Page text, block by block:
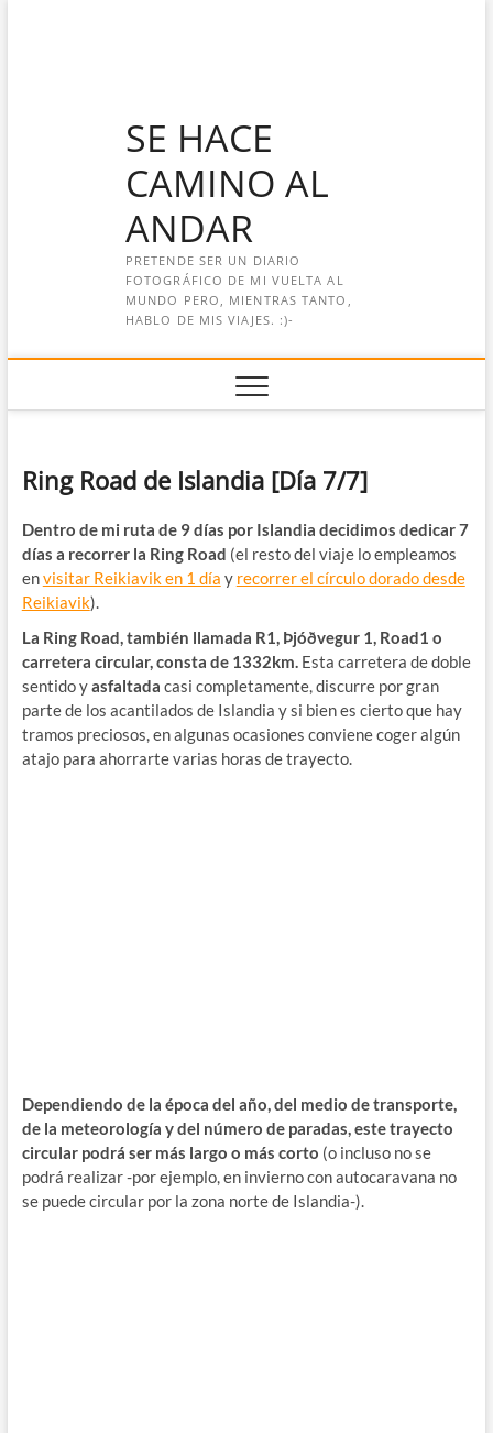
SE HACE
CAMINO AL
ANDAR
PRETENDE SER UN DIARIO
FOTOGRÁFICO DE MI VUELTA AL
MUNDO PERO, MIENTRAS TANTO,
HABLO DE MIS VIAJES. :)-
Ring Road de Islandia [Día 7/7]
Dentro de mi ruta de 9 días por Islandia decidimos dedicar 7
días a recorrer la Ring Road (el resto del viaje lo empleamos
envisitar Reikiavik en 1 día y recorrer el círculo dorado desde
Reikiavik).
La Ring Road, también llamada R1, Þjóðvegur 1, Road1 o
carretera circular, consta de 1332km.Esta carretera de doble
sentido yasfaltada casi completamente, discurre por gran
parte de los acantilados de Islandia y si bien es cierto que hay
tramos preciosos, en algunas ocasiones conviene coger algún
atajo para ahorrarte varias horas de trayecto.
Dependiendo de la época del año, del medio de transporte,
de la meteorología y del número de paradas, este trayecto
circular podrá ser más largo o más corto (o incluso no se
podrá realizar -por ejemplo, en invierno con autocaravana no
se puede circular por la zona norte de Islandia-).